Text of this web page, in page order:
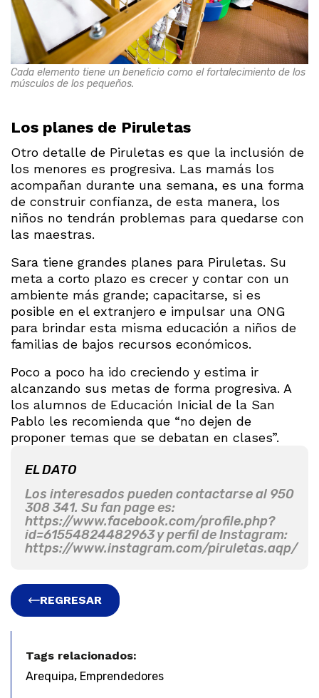
Cada elemento tiene un beneficio como el fortalecimiento de los
músculos de los pequeños.
Los planes de Piruletas
Otro detalle de Piruletas es que la inclusión de
los menores es progresiva. Las mamás los
acompañan durante una semana, es una forma
de construir confianza, de esta manera, los
niños no tendrán problemas para quedarse con
las maestras.
Sara tiene grandes planes para Piruletas. Su
meta a corto plazo es crecer y contar con un
ambiente más grande; capacitarse, si es
posible en el extranjero e impulsar una ONG
para brindar esta misma educación a niños de
familias de bajos recursos económicos.
Poco a poco ha ido creciendo y estima ir
alcanzando sus metas de forma progresiva. A
los alumnos de Educación Inicial de la San
Pablo les recomienda que “no dejen de
proponer temas que se debatan en clases”.
EL DATO
Los interesados pueden contactarse al 950
308 341. Su fan page es:
https://www.facebook.com/profile.php?
id=61554824482963 y perfil de Instagram:
https://www.instagram.com/piruletas.aqp/
REGRESAR
Tags relacionados:
Arequipa, Emprendedores